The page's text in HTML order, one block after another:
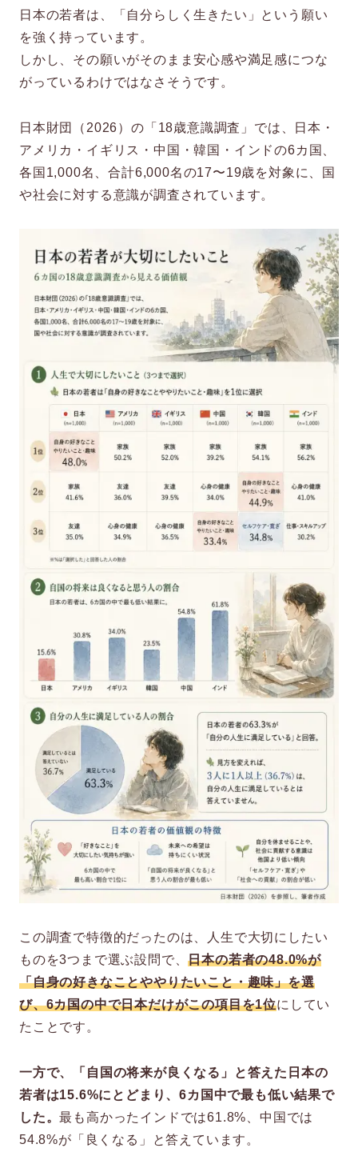
てている途中
理想を下げるのではなく、扱い方を変える
2. 大きな理想を、小さな学習目標に分け
3. 一人で抱え込まず、支援資源を増やす
参考文献
日本の若者は、「自分らしく生きたい」という願い
を強く持っています。
しかし、その願いがそのまま安心感や満足感につな
がっているわけではなさそうです。
日本財団（2026）の「18歳意識調査」では、日本・
アメリカ・イギリス・中国・韓国・インドの6カ国、
各国1,000名、合計6,000名の17〜19歳を対象に、国
や社会に対する意識が調査されています。
この調査で特徴的だったのは、人生で大切にしたい
ものを3つまで選ぶ設問で、日本の若者の48.0%が
「自身の好きなことややりたいこと・趣味」を選
び、6カ国の中で日本だけがこの項目を1位にしてい
たことです。
一方で、「自国の将来が良くなる」と答えた日本の
若者は15.6%にとどまり、6カ国中で最も低い結果で
した。最も高かったインドでは61.8%、中国では
54.8%が「良くなる」と答えています。